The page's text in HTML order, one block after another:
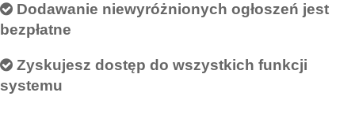
Dodawanie niewyróżnionych ogłoszeń jest
bezpłatne
Zyskujesz dostęp do wszystkich funkcji
systemu